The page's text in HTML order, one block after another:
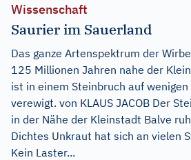
Wissenschaft
Saurier im Sauerland
Das ganze Artenspektrum der
125 Millionen Jahren nahe der
ist in einem Steinbruch auf
verewigt. von KLAUS JACOB Der
in der Nähe der Kleinstadt Balve
Dichtes Unkraut hat sich an vielen
Kein Laster...